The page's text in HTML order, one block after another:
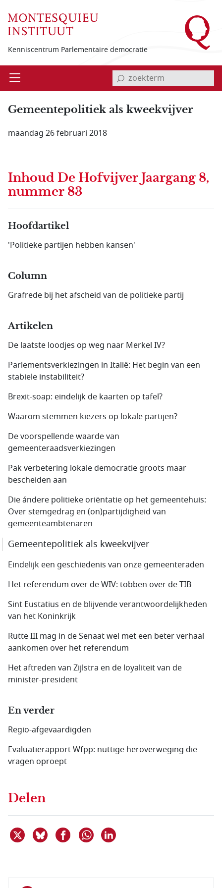
Kenniscentrum Parlementaire democratie
Open invoerveld zoekterm
Gemeentepolitiek als kweekvijver
maandag 26 februari 2018
Inhoud De Hofvijver Jaargang 8,
nummer 83
Hoofdartikel
'Politieke partijen hebben kansen'
Column
Grafrede bij het afscheid van de politieke partij
Artikelen
De laatste loodjes op weg naar Merkel IV?
Parlementsverkiezingen in Italië: Het begin van een
stabiele instabiliteit?
Brexit-soap: eindelijk de kaarten op tafel?
Waarom stemmen kiezers op lokale partijen?
De voorspellende waarde van
gemeenteraadsverkiezingen
Pak verbetering lokale democratie groots maar
bescheiden aan
Die ándere politieke oriëntatie op het gemeentehuis:
Over stemgedrag en (on)partijdigheid van
gemeenteambtenaren
Gemeentepolitiek als kweekvijver
Eindelijk een geschiedenis van onze gemeenteraden
Het referendum over de WIV: tobben over de TIB
Sint Eustatius en de blijvende verantwoordelijkheden
van het Koninkrijk
Rutte III mag in de Senaat wel met een beter verhaal
aankomen over het referendum
Het aftreden van Zijlstra en de loyaliteit van de
minister-president
En verder
Regio-afgevaardigden
Evaluatierapport Wfpp: nuttige heroverweging die
vragen oproept
Delen
Deel dit item op X
Deel dit item op Bluesky
Deel dit item op Facebook
Delen via WhatsApp